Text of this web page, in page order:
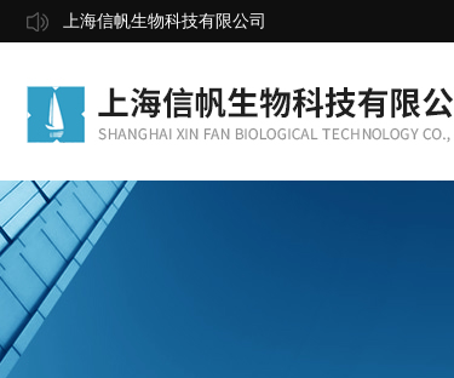
上海信帆生物科技有限公司